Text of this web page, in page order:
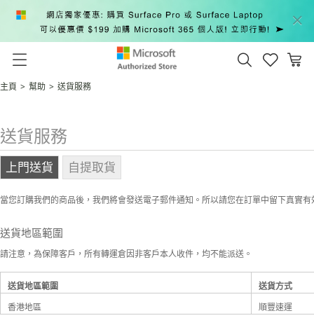
主頁 > 幫助 > 送貨服務
送貨服務
上門送貨 自提取貨
當您訂購我們的商品後，我們將會發送電子郵件通知。所以請您在訂單中留下真實
送貨地區範圍
請注意，為保障客戶，所有轉運倉因非客戶本人收件，均不能派送。
送貨地區範圍
送貨方式
香港地區
順豐速運